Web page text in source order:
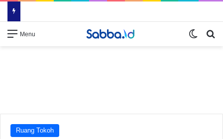
Menu
Ruang Tokoh